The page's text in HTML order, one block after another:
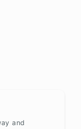
and